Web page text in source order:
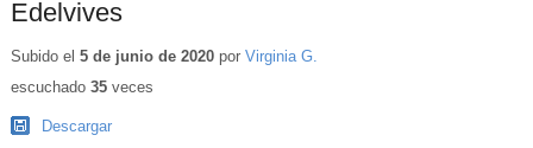
Edelvives
Subido el 5 de junio de 2020por Virginia G.
escuchado 35veces
Descargar